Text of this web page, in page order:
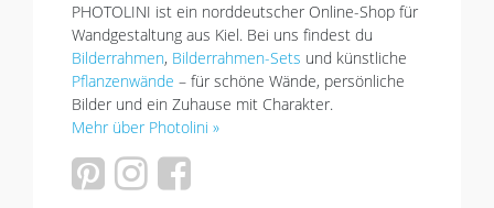
PHOTOLINI ist ein norddeutscher Online-Shop für
Wandgestaltung aus Kiel. Bei uns findest du
Bilderrahmen, Bilderrahmen-Sets und künstliche
Pflanzenwände – für schöne Wände, persönliche
Bilder und ein Zuhause mit Charakter.
Mehr über Photolini »